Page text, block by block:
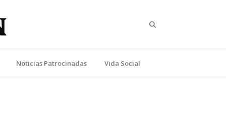
Noticias Patrocinadas Vida Social